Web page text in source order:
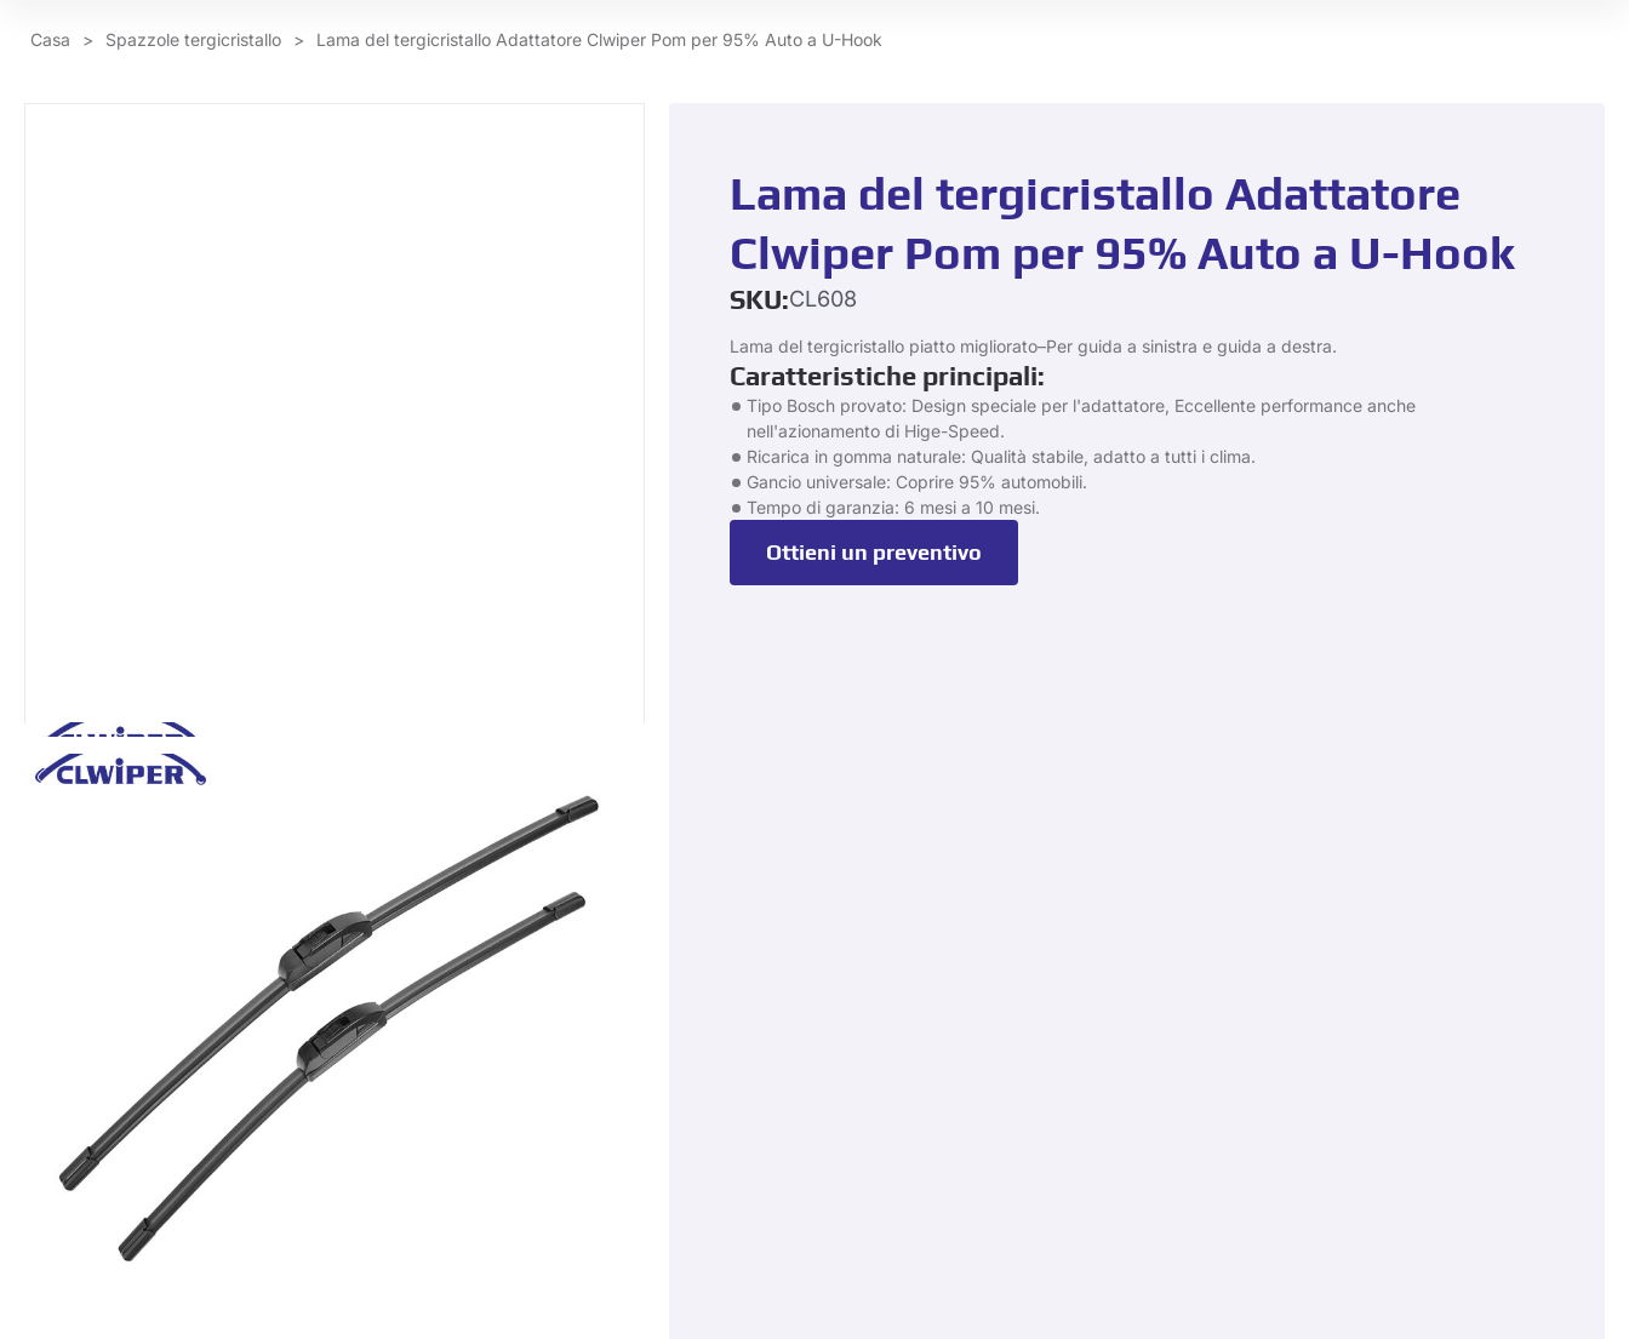
Casa > Spazzole tergicristallo > Lama del tergicristallo Adattatore Clwiper Pom per 95% Auto a U-Hook
Lama del tergicristallo Adattatore
Clwiper Pom per 95% Auto a U-Hook
SKU:CL608
Lama del tergicristallo piatto migliorato–Per guida a sinistra e guida a destra.
Caratteristiche principali:
Tipo Bosch provato: Design speciale per l'adattatore, Eccellente performance anche
nell'azionamento di Hige-Speed.
Ricarica in gomma naturale: Qualità stabile, adatto a tutti i clima.
Gancio universale: Coprire 95% automobili.
Tempo di garanzia: 6 mesi a 10 mesi.
Ottieni un preventivo